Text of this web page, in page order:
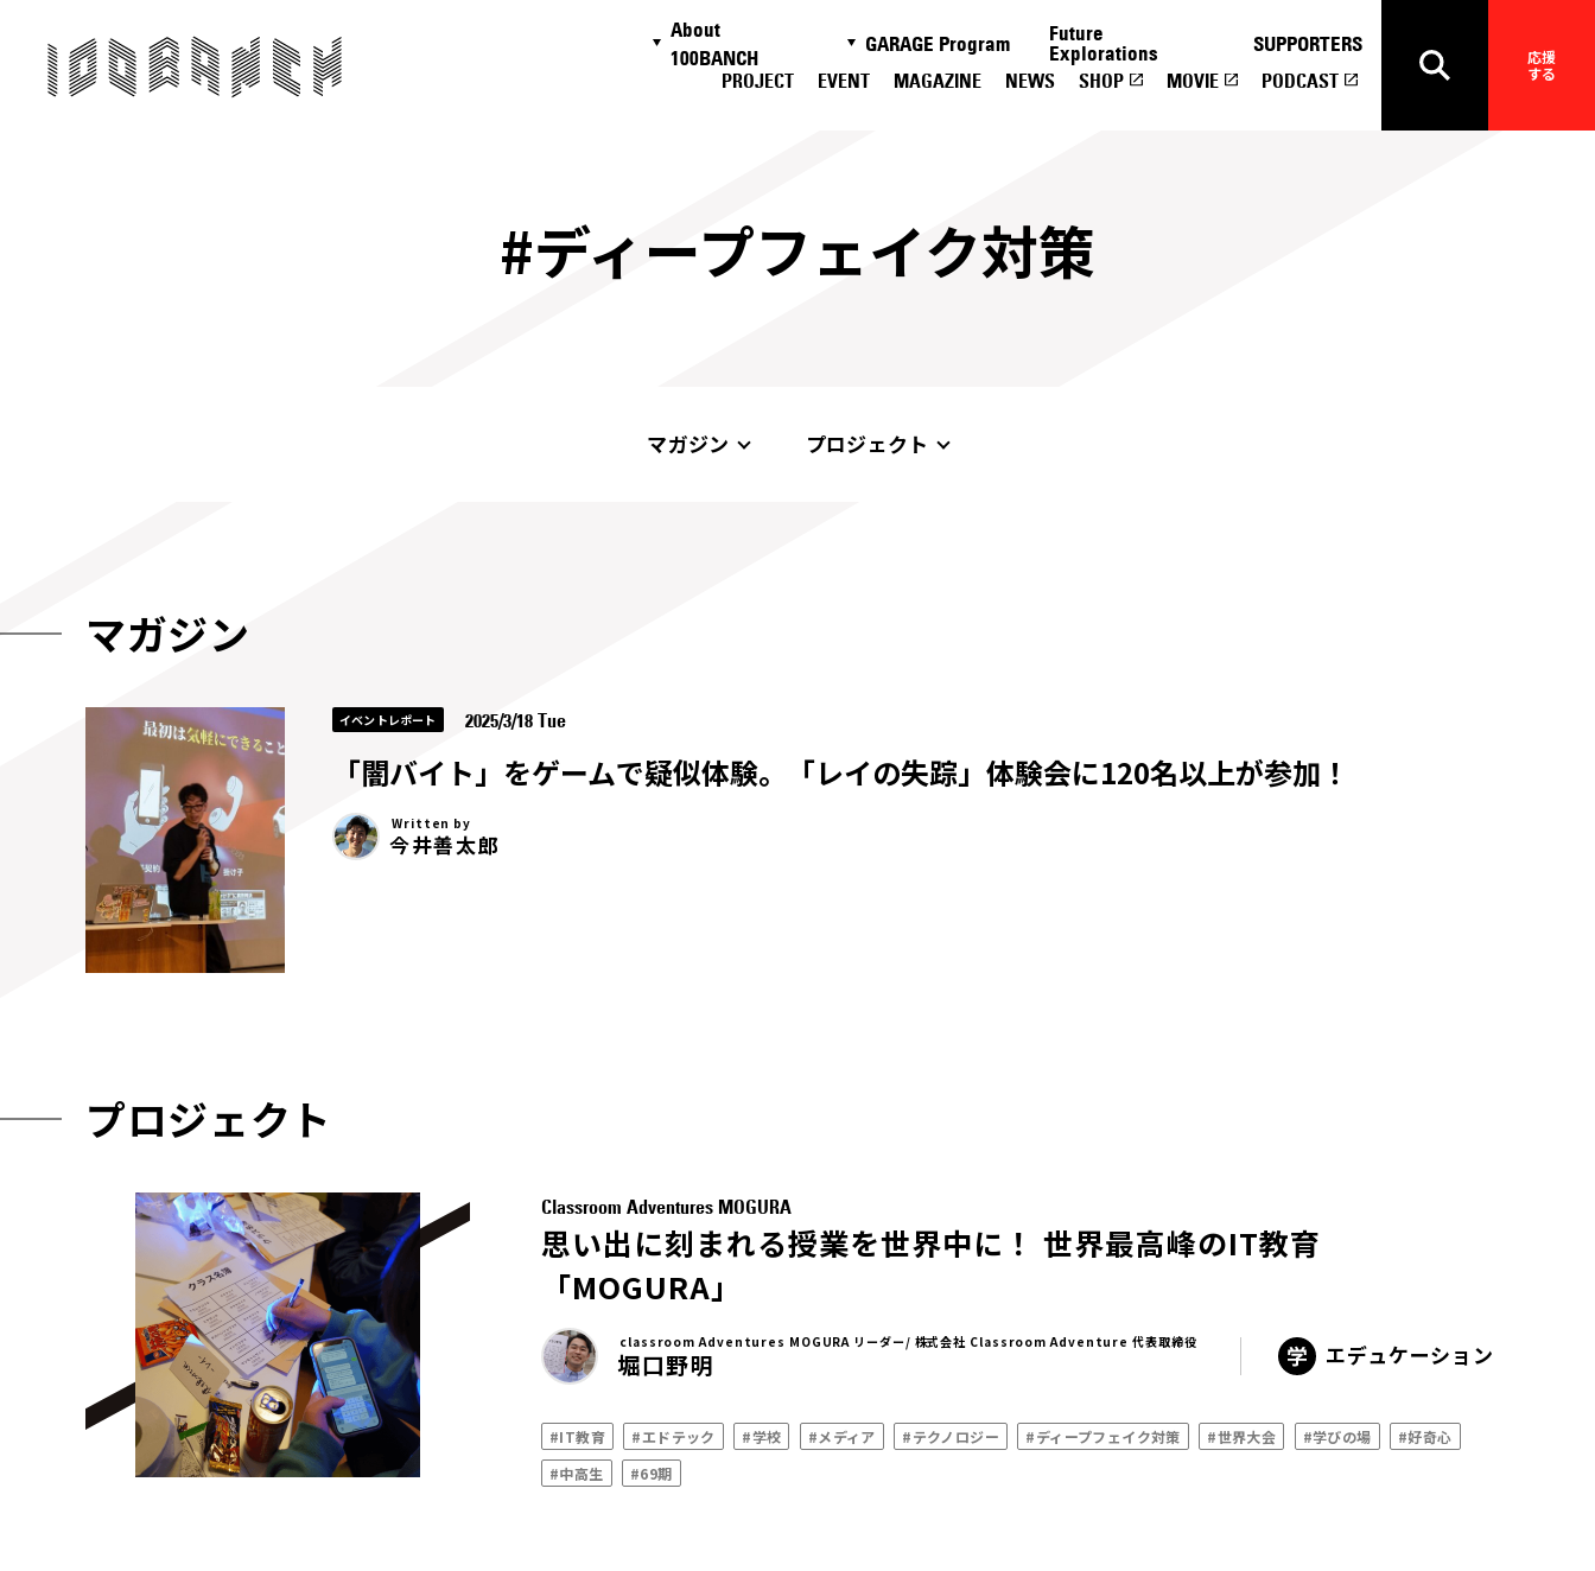
応援
する
About
100BANCH
GARAGE Program
Future
Explorations
SUPPORTERS
PROJECT
EVENT MAGAZINE NEWS SHOP MOVIE PODCAST
#ディープフェイク対策
マガジン プロジェクト
マガジン
イベントレポート 2025/3/18 Tue
「闇バイト」をゲームで疑似体験。「レイの失踪」体験会に120名以上が参加！
Written by
今井善太郎
プロジェクト
Classroom Adventures MOGURA
思い出に刻まれる授業を世界中に！ 世界最高峰のIT教育
「MOGURA」
classroom Adventures MOGURA リーダー/ 株式会社 Classroom Adventure 代表取締役
堀口野明 エデュケーション
#IT教育 #エドテック #学校 #メディア #テクノロジー #ディープフェイク対策 #世界大会 #学びの場
#好奇心
#中高生
#69期